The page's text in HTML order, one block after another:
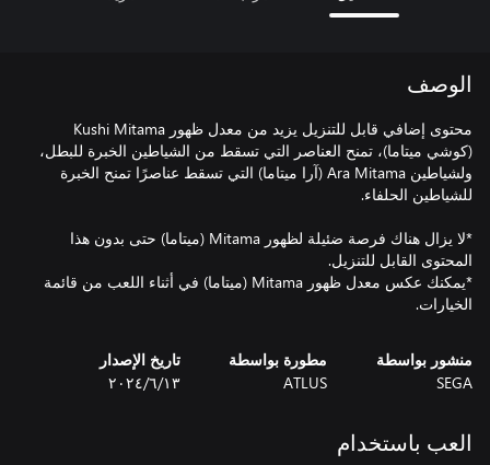
الوصف
محتوى إضافي قابل للتنزيل يزيد من معدل ظهور Kushi Mitama
(كوشي ميتاما)، تمنح العناصر التي تسقط من الشياطين الخبرة للبطل،
ولشياطين Ara Mitama (آرا ميتاما) التي تسقط عناصرًا تمنح الخبرة
*لا يزال هناك فرصة ضئيلة لظهور Mitama (ميتاما) حتى بدون هذا
*يمكنك عكس معدل ظهور Mitama (ميتاما) في أثناء اللعب من قائمة
الخيارات.
منشور بواسطة
SEGA
مطورة بواسطة
ATLUS
تاريخ الإصدار
١٣‏/٦‏/٢٠٢٤
العب باستخدام